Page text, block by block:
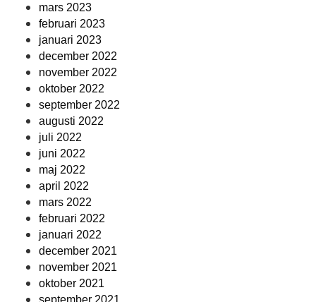
mars 2023
februari 2023
januari 2023
december 2022
november 2022
oktober 2022
september 2022
augusti 2022
juli 2022
juni 2022
maj 2022
april 2022
mars 2022
februari 2022
januari 2022
december 2021
november 2021
oktober 2021